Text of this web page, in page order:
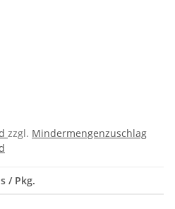
zzgl. Mindermengenzuschlag
/ Pkg.